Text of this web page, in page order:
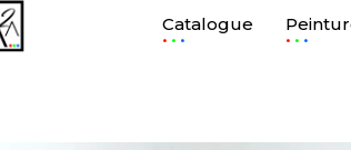
Catalogue
. .